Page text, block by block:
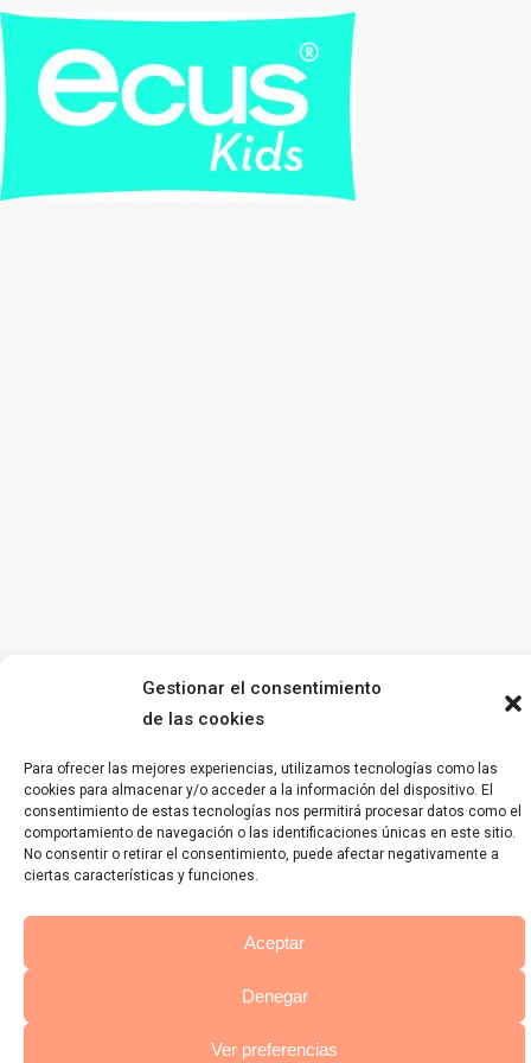
Gestionar el consentimiento
de las cookies
Para ofrecer las mejores experiencias, utilizamos tecnologías como las
cookies para almacenar y/o acceder a la información del dispositivo. El
consentimiento de estas tecnologías nos permitirá procesar datos como el
comportamiento de navegación o las identificaciones únicas en este sitio.
No consentir o retirar el consentimiento, puede afectar negativamente a
ciertas características y funciones.
Aceptar
Denegar
Ver preferencias